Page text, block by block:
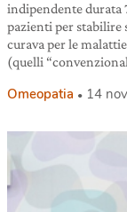
indipendente durata
pazienti per stabilire
curava per le
(quelli
Omeopatia 14